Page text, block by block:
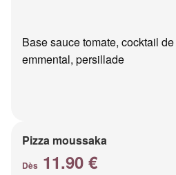
Base sauce tomate, cocktail
emmental, persillade
Pizza moussaka
Dès 11.90 €